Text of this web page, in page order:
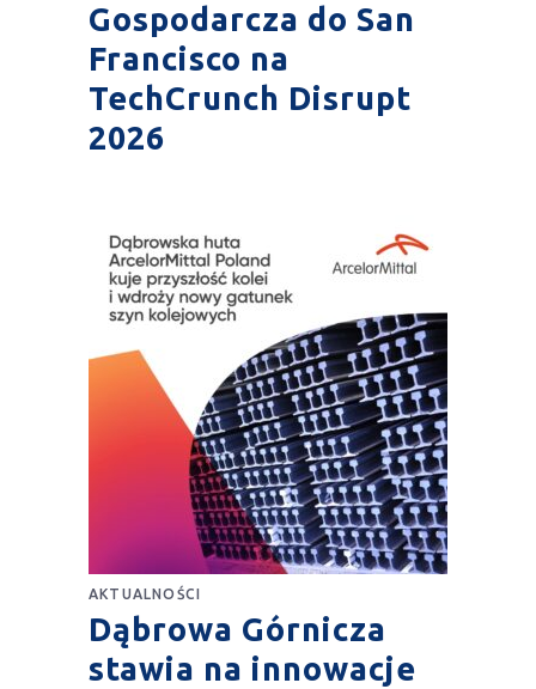
Gospodarcza do San
Francisco na
TechCrunch Disrupt
2026
AKTUALNOŚCI
Dąbrowa Górnicza
stawia na innowacje